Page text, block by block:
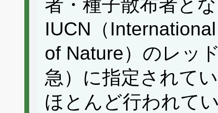
者・種子散布者と
IUCN（
of Nature）のレッ
急）に指定されて
ほとんど行われて